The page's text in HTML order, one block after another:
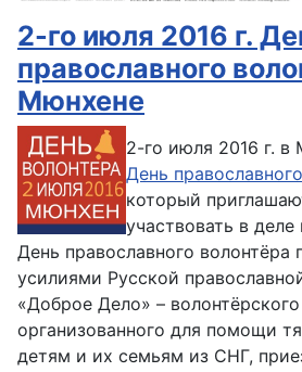
2-го июля 2016 г.
православного
Мюнхене
2-го июля 2016 г. в
День
который
участвовать в
День православного волонтёра
усилиями Русской
«Доброе Дело» –
организованного для помощи
детям и их семьям из СНГ,